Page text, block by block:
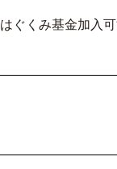
ぐくみ基金加入